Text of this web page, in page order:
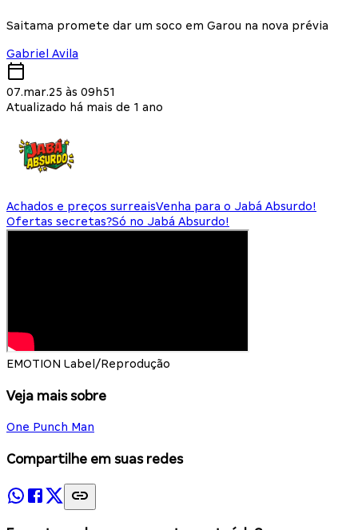
Saitama promete dar um soco em Garou na nova prévia
Gabriel Avila
07.mar.25 às 09h51
Atualizado há mais de 1 ano
Achados e preços surreaisVenha para o Jabá Absurdo!
Ofertas secretas?Só no Jabá Absurdo!
EMOTION Label/Reprodução
Veja mais sobre
One Punch Man
Compartilhe em suas redes